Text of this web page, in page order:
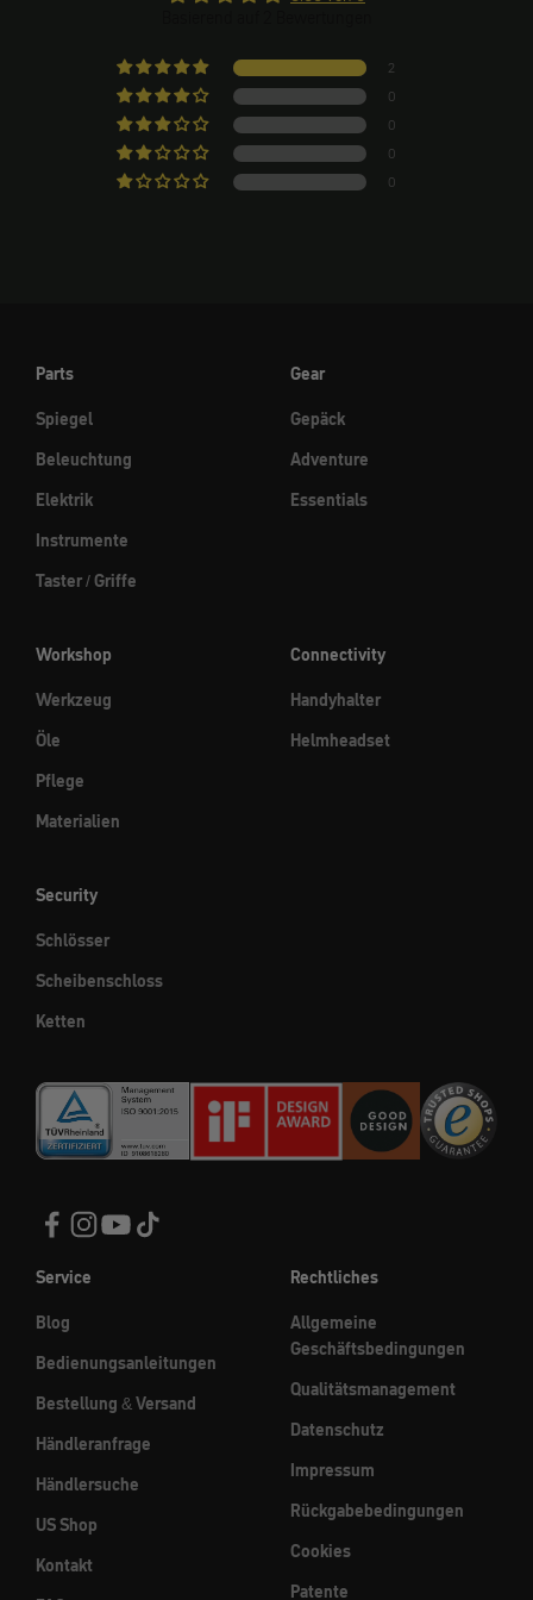
2
0
0
0
0
Parts
Spiegel
Beleuchtung
Elektrik
Instrumente
Taster / Griffe
Gear
Gepäck
Adventure
Essentials
Workshop
Werkzeug
Öle
Pflege
Materialien
Connectivity
Handyhalter
Helmheadset
Security
Schlösser
Scheibenschloss
Ketten
Service
Blog
Bedienungsanleitungen
Bestellung & Versand
Händleranfrage
Händlersuche
US Shop
Kontakt
Rechtliches
Allgemeine
Geschäftsbedingungen
Qualitätsmanagement
Datenschutz
Impressum
Rückgabebedingungen
Cookies
Patente